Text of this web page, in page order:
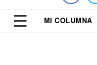
MI COLUMNA